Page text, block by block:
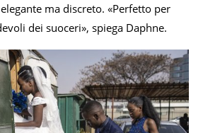
ma discreto. «Perfetto per
dei suoceri», spiega Daphne.